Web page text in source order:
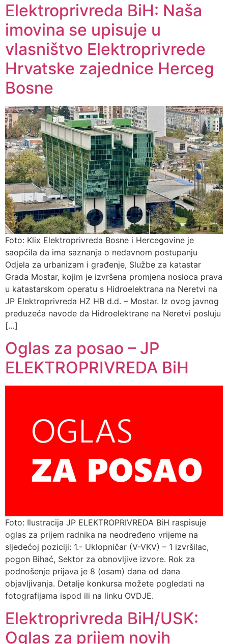
Elektroprivreda BiH: Naša
imovina se upisuje u
vlasništvo Elektroprivrede
Hrvatske zajednice Herceg
Bosne
Foto: Klix Elektroprivreda Bosne i Hercegovine je
saopćila da ima saznanja o nedavnom postupanju
Odjela za urbanizam i građenje, Službe za katastar
Grada Mostar, kojim je izvršena promjena nosioca prava
u katastarskom operatu s Hidroelektrana na Neretvi na
JP Elektroprivreda HZ HB d.d. – Mostar. Iz ovog javnog
preduzeća navode da Hidroelektrane na Neretvi posluju
[…]
Oglas za posao – JP
ELEKTROPRIVREDA BiH
Foto: Ilustracija JP ELEKTROPRIVREDA BiH raspisuje
oglas za prijem radnika na neodređeno vrijeme na
sljedećoj poziciji: 1.- Uklopničar (V-VKV) – 1 izvršilac,
pogon Bihać, Sektor za obnovljive izvore. Rok za
podnošenje prijava je 8 (osam) dana od dana
objavljivanja. Detalje konkursa možete pogledati na
fotografijama ispod ili na linku OVDJE.
Elektroprivreda BiH/USK:
Oglas za prijem novih